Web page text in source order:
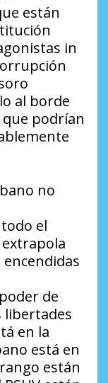
están
in
al borde
podrían
no
el
de
libertades
en la
está en
están